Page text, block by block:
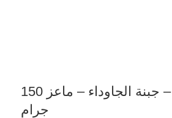
أرض الطبيعة – جبنة الجاوداء – ماعز 150
جرام